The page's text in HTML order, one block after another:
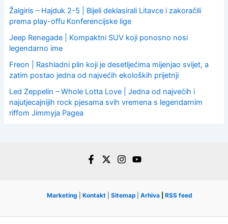
Žalgiris – Hajduk 2-5 | Bijeli deklasirali Litavce i zakoračili
prema play-offu Konferencijske lige
Jeep Renegade | Kompaktni SUV koji ponosno nosi
legendarno ime
Freon | Rashladni plin koji je desetljećima mijenjao svijet, a
zatim postao jedna od najvećih ekoloških prijetnji
Led Zeppelin – Whole Lotta Love | Jedna od najvećih i
najutjecajnijih rock pjesama svih vremena s legendarnim
riffom Jimmyja Pagea
Marketing Kontakt Sitemap Arhiva RSS feed